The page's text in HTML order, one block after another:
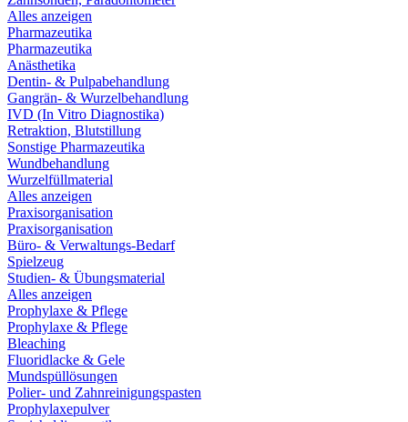
Alles anzeigen
Pharmazeutika
Pharmazeutika
Anästhetika
Dentin- & Pulpabehandlung
Gangrän- & Wurzelbehandlung
IVD (In Vitro Diagnostika)
Retraktion, Blutstillung
Sonstige Pharmazeutika
Wundbehandlung
Wurzelfüllmaterial
Alles anzeigen
Praxisorganisation
Praxisorganisation
Büro- & Verwaltungs-Bedarf
Spielzeug
Studien- & Übungsmaterial
Alles anzeigen
Prophylaxe & Pflege
Prophylaxe & Pflege
Bleaching
Fluoridlacke & Gele
Mundspüllösungen
Polier- und Zahnreinigungspasten
Prophylaxepulver